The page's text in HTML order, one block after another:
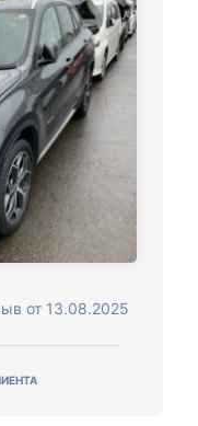
от 13.08.2025